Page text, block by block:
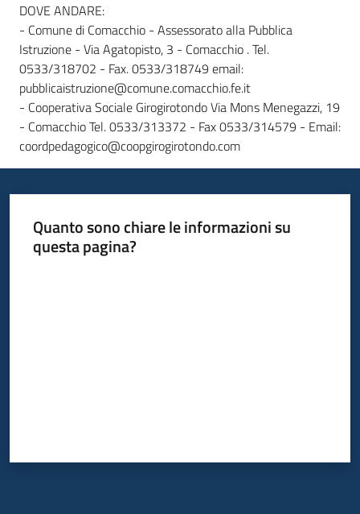
DOVE ANDARE:
- Comune di Comacchio - Assessorato alla Pubblica
Istruzione - Via Agatopisto, 3 - Comacchio . Tel.
0533/318702 - Fax. 0533/318749 email:
pubblicaistruzione@comune.comacchio.fe.it
- Cooperativa Sociale Girogirotondo Via Mons Menegazzi, 19
- Comacchio Tel. 0533/313372 - Fax 0533/314579 - Email:
coordpedagogico@coopgirogirotondo.com
Quanto sono chiare le informazioni su
questa pagina?